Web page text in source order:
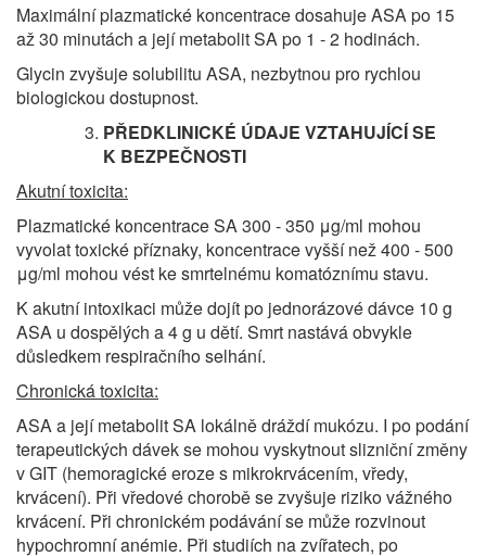
Maximální plazmatické koncentrace dosahuje ASA po 15
až 30 minutách a její metabolit SA po 1 - 2 hodinách.
Glycin zvyšuje solubilitu ASA, nezbytnou pro rychlou
biologickou dostupnost.
PŘEDKLINICKÉ ÚDAJE VZTAHUJÍCÍ SE
K BEZPEČNOSTI
Akutní toxicita:
Plazmatické koncentrace SA 300 - 350 μg/ml mohou
vyvolat toxické příznaky, koncentrace vyšší než 400 - 500
μg/ml mohou vést ke smrtelnému komatóznímu stavu.
K akutní intoxikaci může dojít po jednorázové dávce 10 g
ASA u dospělých a 4 g u dětí. Smrt nastává obvykle
důsledkem respiračního selhání.
Chronická toxicita:
ASA a její metabolit SA lokálně dráždí mukózu. I po podání
terapeutických dávek se mohou vyskytnout slizniční změny
v GIT (hemoragické eroze s mikrokrvácením, vředy,
krvácení). Při vředové chorobě se zvyšuje riziko vážného
krvácení. Při chronickém podávání se může rozvinout
hypochromní anémie. Při studiích na zvířatech, po